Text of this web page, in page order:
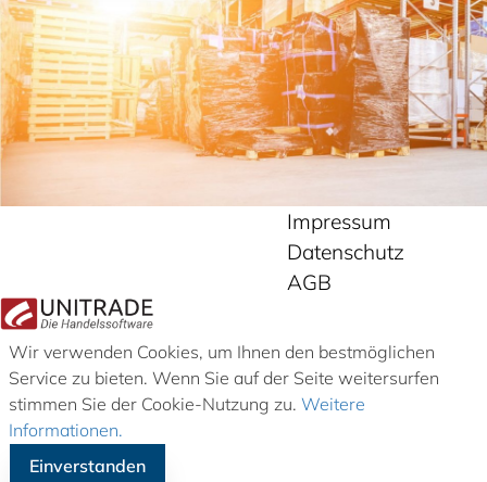
Impressum
Datenschutz
AGB
Wir verwenden Cookies, um Ihnen den bestmöglichen
Service zu bieten. Wenn Sie auf der Seite weitersurfen
stimmen Sie der Cookie-Nutzung zu. Weitere
Informationen.
Einverstanden